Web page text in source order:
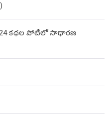
కథల పోటీలో సాధారణ